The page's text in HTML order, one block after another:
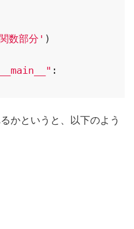
数部分' )
:
かというと、以下のよう